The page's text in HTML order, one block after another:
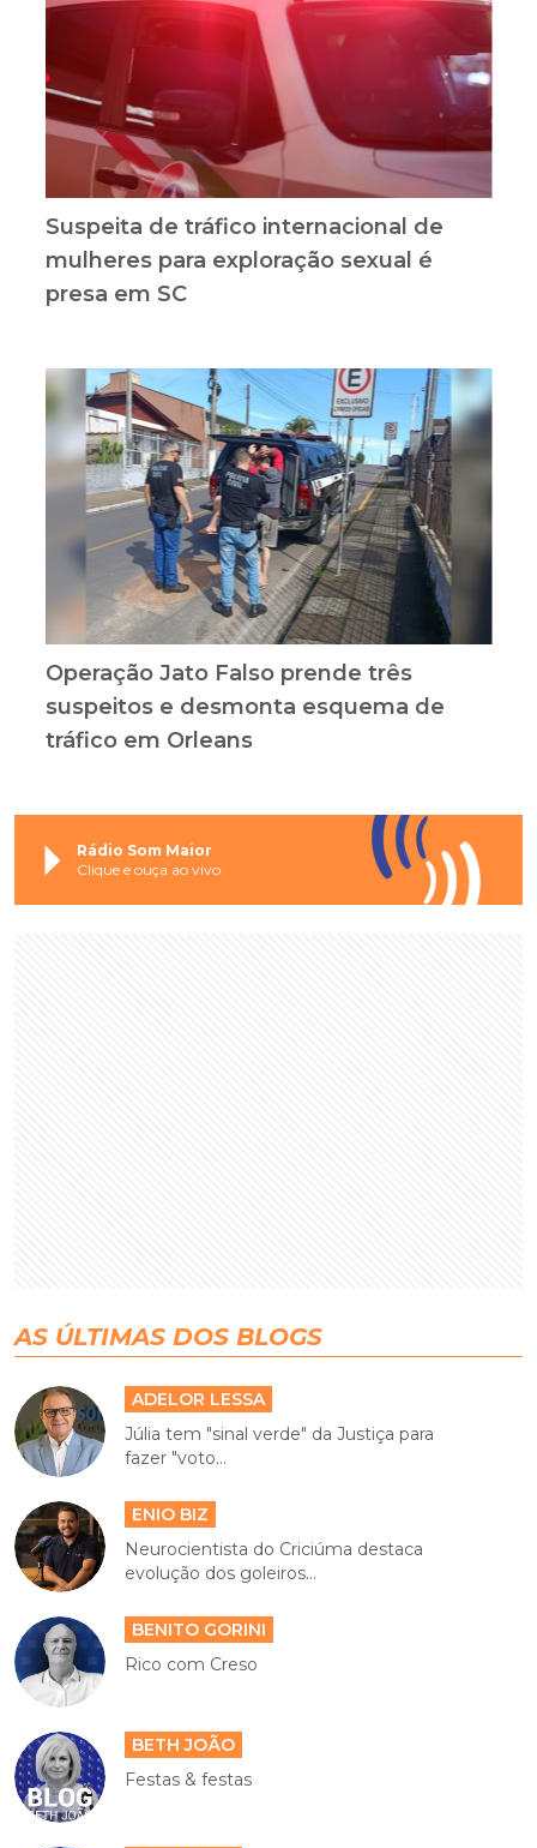
Suspeita de tráfico internacional de
mulheres para exploração sexual é
presa em SC
Operação Jato Falso prende três
suspeitos e desmonta esquema de
tráfico em Orleans
Rádio Som Maior
Clique e ouça ao vivo
AS ÚLTIMAS DOS BLOGS
ADELOR LESSA
Júlia tem "sinal verde" da Justiça para
fazer "voto...
ENIO BIZ
Neurocientista do Criciúma destaca
evolução dos goleiros...
BENITO GORINI
Rico com Creso
BETH JOÃO
Festas & festas